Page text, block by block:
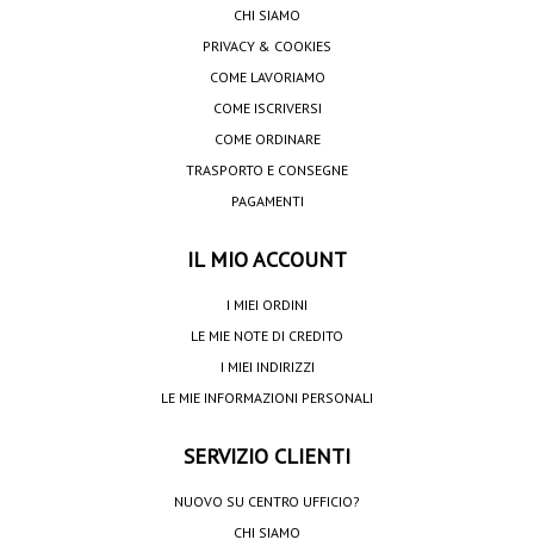
CHI SIAMO
PRIVACY & COOKIES
COME LAVORIAMO
COME ISCRIVERSI
COME ORDINARE
TRASPORTO E CONSEGNE
PAGAMENTI
IL MIO ACCOUNT
I MIEI ORDINI
LE MIE NOTE DI CREDITO
I MIEI INDIRIZZI
LE MIE INFORMAZIONI PERSONALI
SERVIZIO CLIENTI
NUOVO SU CENTRO UFFICIO?
CHI SIAMO